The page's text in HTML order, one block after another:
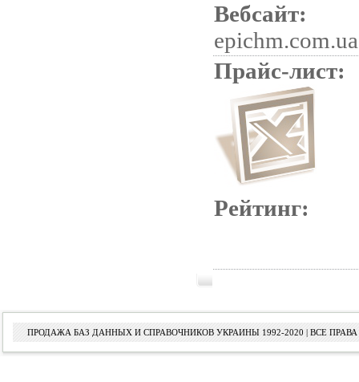
Вебсайт:
epichm.com.ua
Прайс-лист:
Рейтинг:
ПРОДАЖА БАЗ ДАННЫХ И СПРАВОЧНИКОВ УКРАИНЫ 1992-2020 | ВСЕ